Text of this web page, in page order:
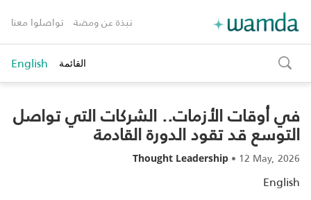
نبذة عن ومضة تواصلوا معنا
toggle
search
القائمة English
في أوقات الأزمات.. الشركات التي تواصل
التوسع قد تقود الدورة القادمة
Thought Leadership • 12 May, 2026
English